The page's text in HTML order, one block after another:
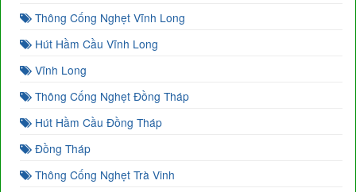
Thông Cống Nghẹt Vĩnh Long
Hút Hầm Cầu Vĩnh Long
Vĩnh Long
Thông Cống Nghẹt Đồng Tháp
Hút Hầm Cầu Đồng Tháp
Đồng Tháp
Thông Cống Nghẹt Trà Vinh